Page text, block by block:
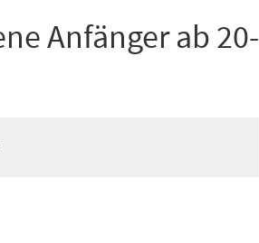
Anfänger ab 20-